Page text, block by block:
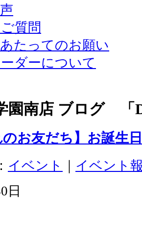
質問
たってのお願い
ダーについて
園南店 ブログ 「
のお友だち】お誕生
イベント
イベント
日